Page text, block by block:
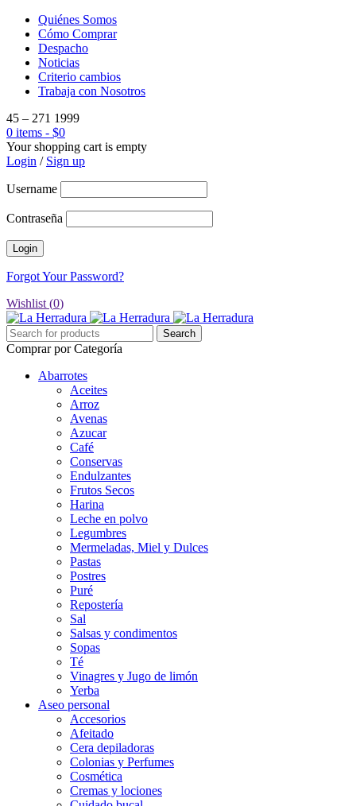
Quiénes Somos
Cómo Comprar
Despacho
Noticias
Criterio cambios
Trabaja con Nosotros
45 – 271 1999
0 items - $0
Your shopping cart is empty
Login / Sign up
Username
Contraseña
Forgot Your Password?
Wishlist (0)
Comprar por Categoría
Abarrotes
Aceites
Arroz
Avenas
Azucar
Café
Conservas
Endulzantes
Frutos Secos
Harina
Leche en polvo
Legumbres
Mermeladas, Miel y Dulces
Pastas
Postres
Puré
Repostería
Sal
Salsas y condimentos
Sopas
Té
Vinagres y Jugo de limón
Yerba
Aseo personal
Accesorios
Afeitado
Cera depiladoras
Colonias y Perfumes
Cosmética
Cremas y lociones